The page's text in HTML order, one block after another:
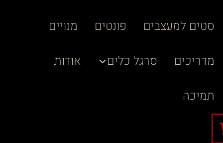
סטים למעצבים
פונטים
מנויים
מדריכים
סרגל כלים
אודות
תמיכה